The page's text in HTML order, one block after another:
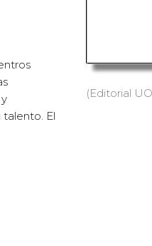
El
(Editorial